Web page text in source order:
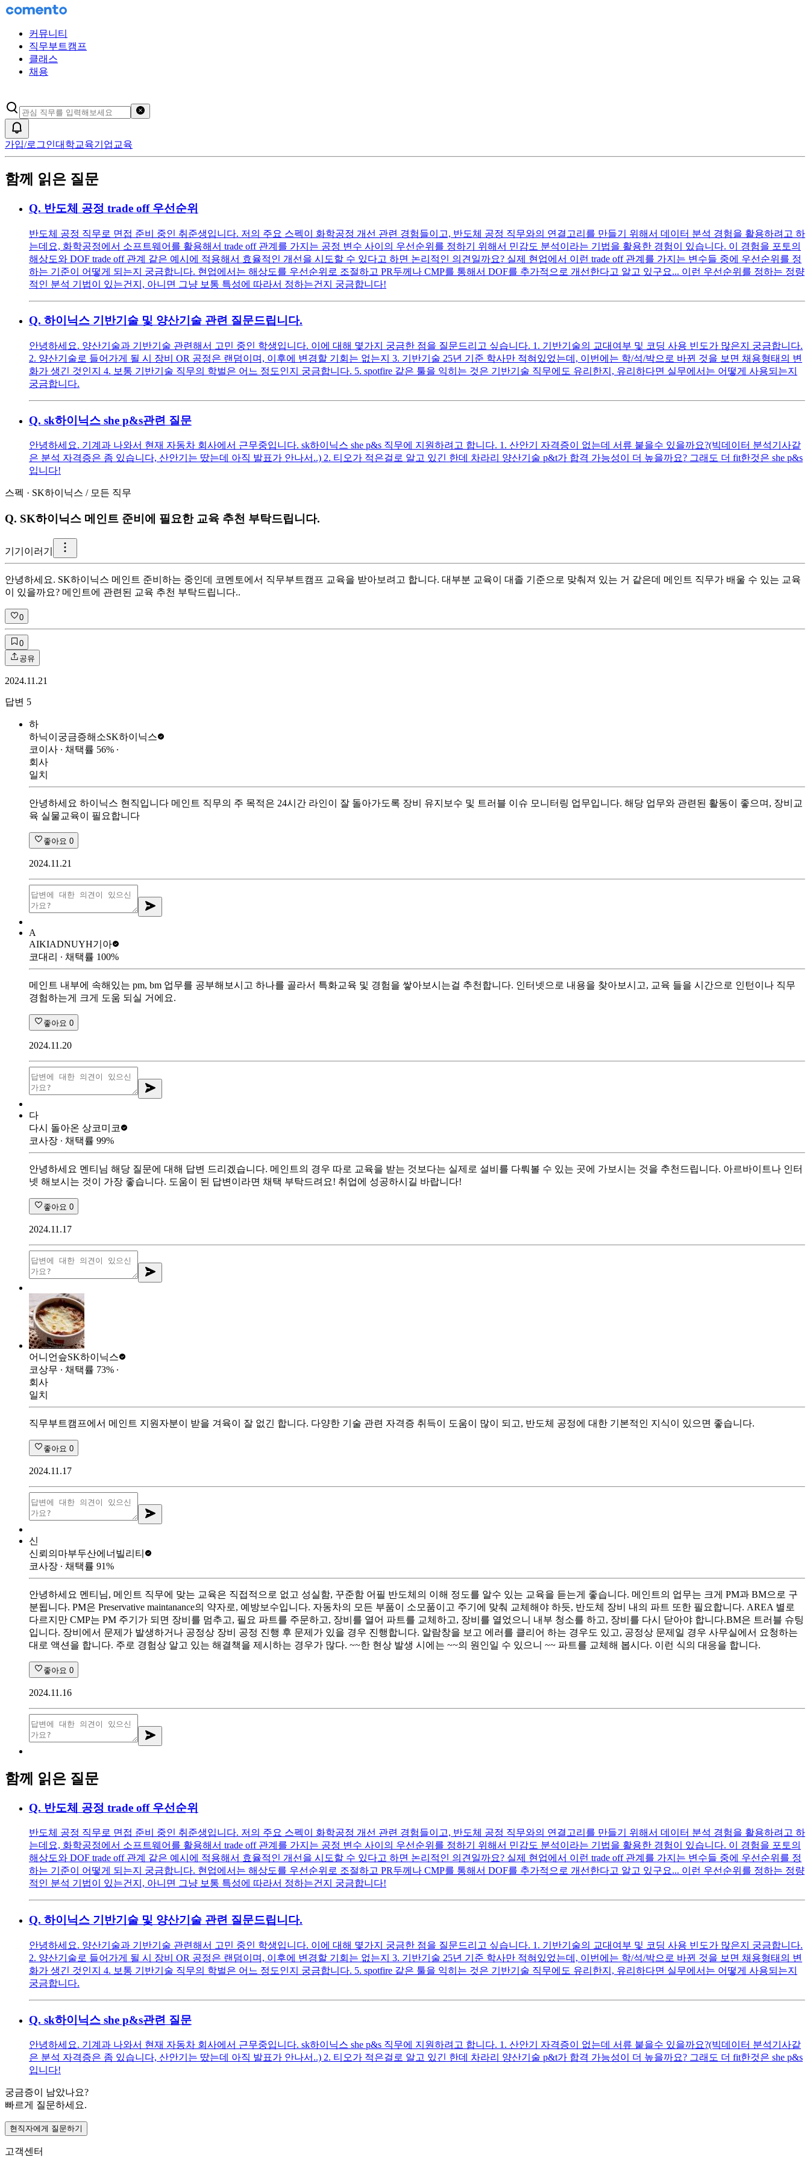
커뮤니티
직무부트캠프
클래스
채용
가입/로그인대학교육기업교육
함께 읽은 질문
Q. 반도체 공정 trade off 우선순위
반도체 공정 직무로 면접 준비 중인 취준생입니다. 저의 주요 스펙이 화학공정 개선 관련 경험들이고, 반도체 공정 직무와의 연결고리를 만들기 위해서 데이터 분석 경험을 활용하려고 하
는데요, 화학공정에서 소프트웨어를 활용해서 trade off 관계를 가지는 공정 변수 사이의 우선순위를 정하기 위해서 민감도 분석이라는 기법을 활용한 경험이 있습니다. 이 경험을 포토의
해상도와 DOF trade off 관계 같은 예시에 적용해서 효율적인 개선을 시도할 수 있다고 하면 논리적인 의견일까요? 실제 현업에서 이런 trade off 관계를 가지는 변수들 중에 우선순위를 정
하는 기준이 어떻게 되는지 궁금합니다. 현업에서는 해상도를 우선순위로 조절하고 PR두께나 CMP를 통해서 DOF를 추가적으로 개선한다고 알고 있구요... 이런 우선순위를 정하는 정량
적인 분석 기법이 있는건지, 아니면 그냥 보통 특성에 따라서 정하는건지 궁금합니다!
Q. 하이닉스 기반기술 및 양산기술 관련 질문드립니다.
안녕하세요. 양산기술과 기반기술 관련해서 고민 중인 학생입니다. 이에 대해 몇가지 궁금한 점을 질문드리고 싶습니다. 1. 기반기술의 교대여부 및 코딩 사용 빈도가 많은지 궁금합니다.
2. 양산기술로 들어가게 될 시 장비 OR 공정은 랜덤이며, 이후에 변경할 기회는 없는지 3. 기반기술 25년 기준 학사만 적혀있었는데, 이번에는 학/석/박으로 바뀐 것을 보면 채용형태의 변
화가 생긴 것인지 4. 보통 기반기술 직무의 학벌은 어느 정도인지 궁금합니다. 5. spotfire 같은 툴을 익히는 것은 기반기술 직무에도 유리한지, 유리하다면 실무에서는 어떻게 사용되는지
궁금합니다.
Q. sk하이닉스 she p&s관련 질문
안녕하세요. 기계과 나와서 현재 자동차 회사에서 근무중입니다. sk하이닉스 she p&s 직무에 지원하려고 합니다. 1. 산안기 자격증이 없는데 서류 붙을수 있을까요?(빅데이터 분석기사같
은 분석 자격증은 좀 있습니다, 산안기는 땄는데 아직 발표가 안나서..) 2. 티오가 적은걸로 알고 있긴 한데 차라리 양산기술 p&t가 합격 가능성이 더 높을까요? 그래도 더 fit한것은 she p&s
입니다!
스펙 · SK하이닉스 / 모든 직무
Q. SK하이닉스 메인트 준비에 필요한 교육 추천 부탁드립니다.
기 기이러기
안녕하세요. SK하이닉스 메인트 준비하는 중인데 코멘토에서 직무부트캠프 교육을 받아보려고 합니다. 대부분 교육이 대졸 기준으로 맞춰져 있는 거 같은데 메인트 직무가 배울 수 있는 교육
이 있을까요? 메인트에 관련된 교육 추천 부탁드립니다..
0
0
공유
2024.11.21
답변 5
하
하닉이궁금증해소SK하이닉스
코이사 ∙ 채택률 56% ∙
회사
일치
안녕하세요 하이닉스 현직입니다 메인트 직무의 주 목적은 24시간 라인이 잘 돌아가도록 장비 유지보수 및 트러블 이슈 모니터링 업무입니다. 해당 업무와 관련된 활동이 좋으며, 장비교
육 실물교육이 필요합니다
좋아요 0
2024.11.21
A
AIKIADNUYH기아
코대리 ∙ 채택률 100%
메인트 내부에 속해있는 pm, bm 업무를 공부해보시고 하나를 골라서 특화교육 및 경험을 쌓아보시는걸 추천합니다. 인터넷으로 내용을 찾아보시고, 교육 들을 시간으로 인턴이나 직무
경험하는게 크게 도움 되실 거에요.
좋아요 0
2024.11.20
다
다시 돌아온 상코미코
코사장 ∙ 채택률 99%
안녕하세요 멘티님 해당 질문에 대해 답변 드리겠습니다. 메인트의 경우 따로 교육을 받는 것보다는 실제로 설비를 다뤄볼 수 있는 곳에 가보시는 것을 추천드립니다. 아르바이트나 인터
넷 해보시는 것이 가장 좋습니다. 도움이 된 답변이라면 채택 부탁드려요! 취업에 성공하시길 바랍니다!
좋아요 0
2024.11.17
어니언슾SK하이닉스
코상무 ∙ 채택률 73% ∙
회사
일치
직무부트캠프에서 메인트 지원자분이 받을 겨육이 잘 없긴 합니다. 다양한 기술 관련 자격증 취득이 도움이 많이 되고, 반도체 공정에 대한 기본적인 지식이 있으면 좋습니다.
좋아요 0
2024.11.17
신
신뢰의마부두산에너빌리티
코사장 ∙ 채택률 91%
안녕하세요 멘티님, 메인트 직무에 맞는 교육은 직접적으로 없고 성실함, 꾸준함 어필 반도체의 이해 정도를 알수 있는 교육을 듣는게 좋습니다. 메인트의 업무는 크게 PM과 BM으로 구
분됩니다. PM은 Preservative maintanance의 약자로, 예방보수입니다. 자동차의 모든 부품이 소모품이고 주기에 맞춰 교체해야 하듯, 반도체 장비 내의 파트 또한 필요합니다. AREA 별로
다르지만 CMP는 PM 주기가 되면 장비를 멈추고, 필요 파트를 주문하고, 장비를 열어 파트를 교체하고, 장비를 열었으니 내부 청소를 하고, 장비를 다시 닫아야 합니다. ​ BM은 트러블 슈팅
입니다. 장비에서 문제가 발생하거나 공정상 장비 공정 진행 후 문제가 있을 경우 진행합니다. 알람창을 보고 에러를 클리어 하는 경우도 있고, 공정상 문제일 경우 사무실에서 요청하는
대로 액션을 합니다. 주로 경험상 알고 있는 해결책을 제시하는 경우가 많다. ~~한 현상 발생 시에는 ~~의 원인일 수 있으니 ~~ 파트를 교체해 봅시다. 이런 식의 대응을 합니다.
좋아요 0
2024.11.16
함께 읽은 질문
Q. 반도체 공정 trade off 우선순위
반도체 공정 직무로 면접 준비 중인 취준생입니다. 저의 주요 스펙이 화학공정 개선 관련 경험들이고, 반도체 공정 직무와의 연결고리를 만들기 위해서 데이터 분석 경험을 활용하려고 하
는데요, 화학공정에서 소프트웨어를 활용해서 trade off 관계를 가지는 공정 변수 사이의 우선순위를 정하기 위해서 민감도 분석이라는 기법을 활용한 경험이 있습니다. 이 경험을 포토의
해상도와 DOF trade off 관계 같은 예시에 적용해서 효율적인 개선을 시도할 수 있다고 하면 논리적인 의견일까요? 실제 현업에서 이런 trade off 관계를 가지는 변수들 중에 우선순위를 정
하는 기준이 어떻게 되는지 궁금합니다. 현업에서는 해상도를 우선순위로 조절하고 PR두께나 CMP를 통해서 DOF를 추가적으로 개선한다고 알고 있구요... 이런 우선순위를 정하는 정량
적인 분석 기법이 있는건지, 아니면 그냥 보통 특성에 따라서 정하는건지 궁금합니다!
Q. 하이닉스 기반기술 및 양산기술 관련 질문드립니다.
안녕하세요. 양산기술과 기반기술 관련해서 고민 중인 학생입니다. 이에 대해 몇가지 궁금한 점을 질문드리고 싶습니다. 1. 기반기술의 교대여부 및 코딩 사용 빈도가 많은지 궁금합니다.
2. 양산기술로 들어가게 될 시 장비 OR 공정은 랜덤이며, 이후에 변경할 기회는 없는지 3. 기반기술 25년 기준 학사만 적혀있었는데, 이번에는 학/석/박으로 바뀐 것을 보면 채용형태의 변
화가 생긴 것인지 4. 보통 기반기술 직무의 학벌은 어느 정도인지 궁금합니다. 5. spotfire 같은 툴을 익히는 것은 기반기술 직무에도 유리한지, 유리하다면 실무에서는 어떻게 사용되는지
궁금합니다.
Q. sk하이닉스 she p&s관련 질문
안녕하세요. 기계과 나와서 현재 자동차 회사에서 근무중입니다. sk하이닉스 she p&s 직무에 지원하려고 합니다. 1. 산안기 자격증이 없는데 서류 붙을수 있을까요?(빅데이터 분석기사같
은 분석 자격증은 좀 있습니다, 산안기는 땄는데 아직 발표가 안나서..) 2. 티오가 적은걸로 알고 있긴 한데 차라리 양산기술 p&t가 합격 가능성이 더 높을까요? 그래도 더 fit한것은 she p&s
입니다!
궁금증이 남았나요?
빠르게 질문하세요.
현직자에게 질문하기
고객센터